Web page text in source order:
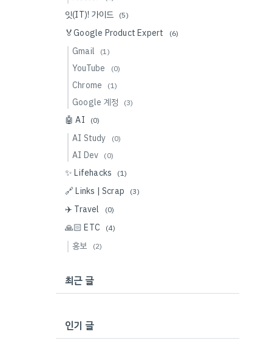
잇(IT)! 가이드 (5)
🏅Google Product Expert (6)
Gmail (1)
YouTube (0)
Chrome (1)
Google 계정 (3)
🤖 AI (0)
AI Study (0)
AI Dev (0)
✨ Lifehacks (1)
🔗 Links | Scrap (3)
✈️ Travel (0)
🙏🏻 ETC (4)
홍보 (2)
최근 글
인기 글